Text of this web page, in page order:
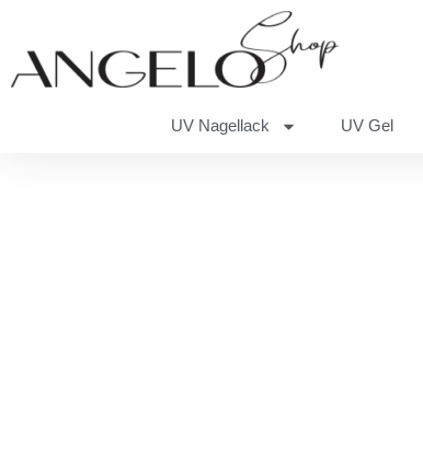
UV Nagellack UV Gel